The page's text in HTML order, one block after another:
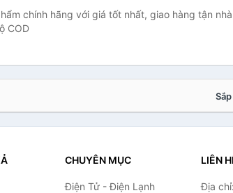
chính hãng với giá tốt nhất, giao hàng tận
COD
CHUYÊN MỤC
Điện Tử - Điện Lạnh
LIÊN
Địa